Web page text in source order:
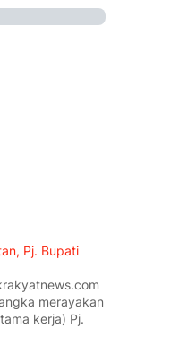
Pj. Bupati
merayakan
kerja) Pj.